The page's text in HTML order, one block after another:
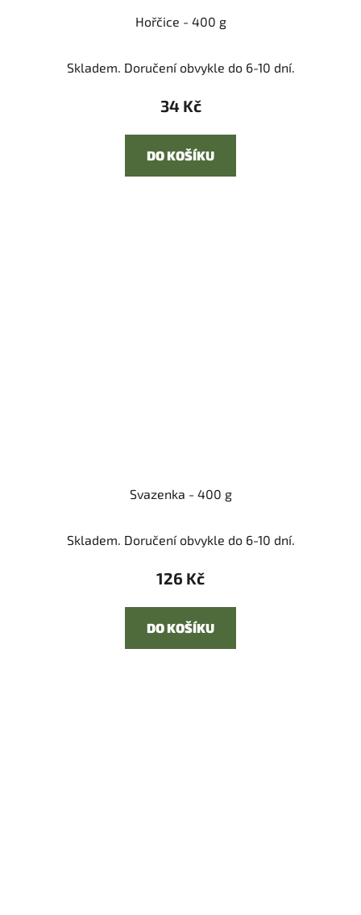
Hořčice - 400 g
Skladem. Doručení obvykle do 6-10 dní.
34 Kč
DO KOŠÍKU
Svazenka - 400 g
Skladem. Doručení obvykle do 6-10 dní.
126 Kč
DO KOŠÍKU